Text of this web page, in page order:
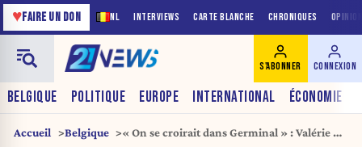
NL INTERVIEWS CARTE BLANCHE CHRONIQUES
♥FAIRE UN DON
BELGIQUE POLITIQUE EUROPE INTERNATIONAL ÉCONOMIE
S'ABONNER CONNEXION
Accueil Belgique
« On se croirait dans Germinal » : Valérie De